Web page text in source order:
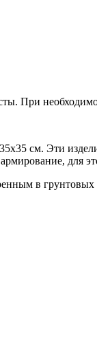
При
см. Эти
для
в